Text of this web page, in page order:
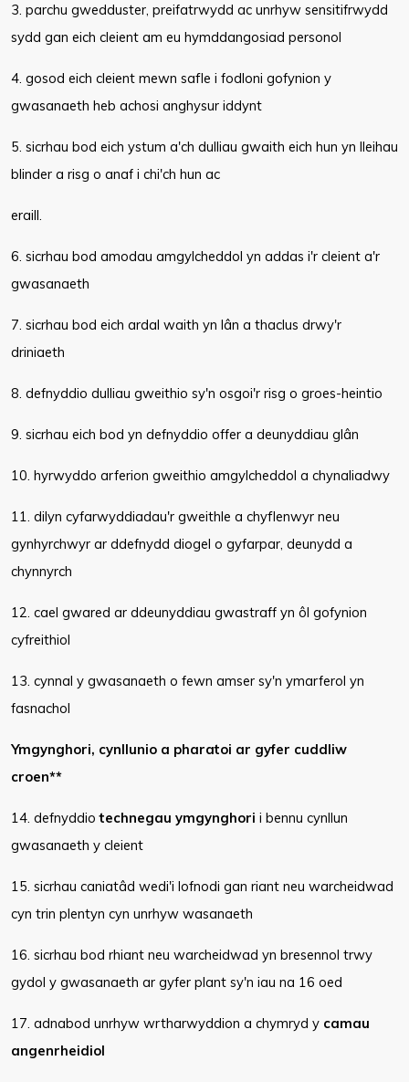
3. parchu gwedduster, preifatrwydd ac unrhyw sensitifrwydd
sydd gan eich cleient am eu hymddangosiad personol
4. gosod eich cleient mewn safle i fodloni gofynion y
gwasanaeth heb achosi anghysur iddynt
5. sicrhau bod eich ystum a'ch dulliau gwaith eich hun yn lleihau
blinder a risg o anaf i chi'ch hun ac
eraill.
6. sicrhau bod amodau amgylcheddol yn addas i'r cleient a'r
gwasanaeth
7. sicrhau bod eich ardal waith yn lân a thaclus drwy'r
driniaeth
8. defnyddio dulliau gweithio sy'n osgoi'r risg o groes-heintio
9. sicrhau eich bod yn defnyddio offer a deunyddiau glân
10. hyrwyddo arferion gweithio amgylcheddol a chynaliadwy
11. dilyn cyfarwyddiadau'r gweithle a chyflenwyr neu
gynhyrchwyr ar ddefnydd diogel o gyfarpar, deunydd a
chynnyrch
12. cael gwared ar ddeunyddiau gwastraff yn ôl gofynion
cyfreithiol
13. cynnal y gwasanaeth o fewn amser sy'n ymarferol yn
fasnachol
Ymgynghori, cynllunio a pharatoi ar gyfer cuddliw
croen**
14. defnyddiotechnegau ymgynghori i bennu cynllun
gwasanaeth y cleient
15. sicrhau caniatâd wedi'i lofnodi gan riant neu warcheidwad
cyn trin plentyn cyn unrhyw wasanaeth
16. sicrhau bod rhiant neu warcheidwad yn bresennol trwy
gydol y gwasanaeth ar gyfer plant sy'n iau na 16 oed
17. adnabod unrhyw wrtharwyddion a chymryd y camau
angenrheidiol